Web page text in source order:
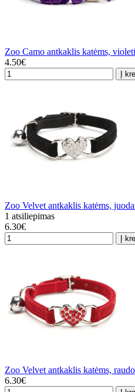
Zoo Camo antkaklis katėms,
4.50€
Į
Zoo Velvet antkaklis katėms,
1 atsiliepimas
6.30€
Į
Zoo Velvet antkaklis katėms,
6.30€